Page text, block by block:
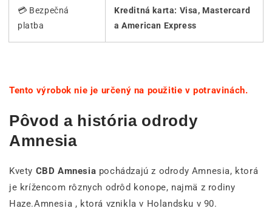
💳 Bezpečná
platba
Kreditná karta: Visa, Mastercard
a American Express
Tento výrobok nie je určený na použitie v potravinách.
Pôvod a história odrody
Amnesia
Kvety CBD Amnesia pochádzajú z odrody Amnesia, ktorá
je krížencom rôznych odrôd konope, najmä z rodiny
Haze.Amnesia , ktorá vznikla v Holandsku v 90.